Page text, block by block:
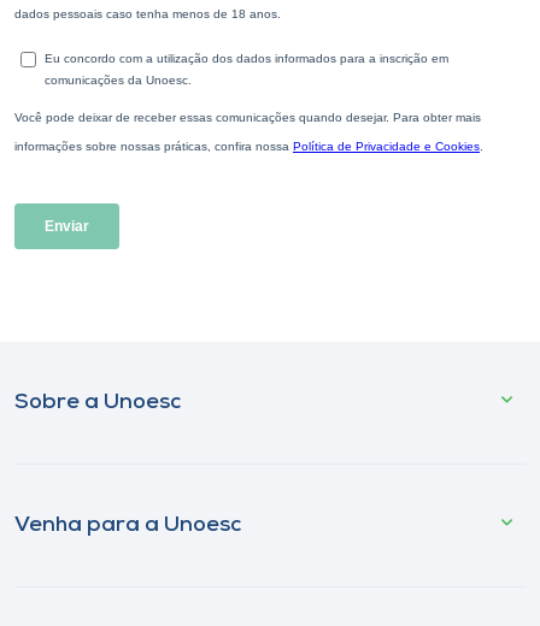
Sobre a Unoesc
Venha para a Unoesc